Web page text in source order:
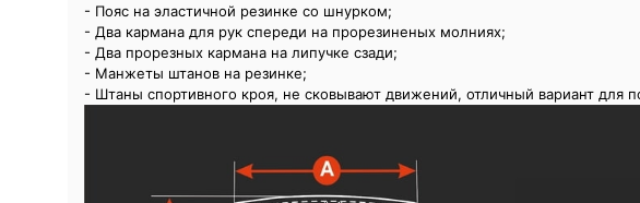
- Пояс на эластичной резинке со шнурком;
- Два кармана для рук спереди на прорезиненых молниях;
- Два прорезных кармана на липучке сзади;
- Манжеты штанов на резинке;
- Штаны спортивного кроя, не сковывают движений, отличный вариант для